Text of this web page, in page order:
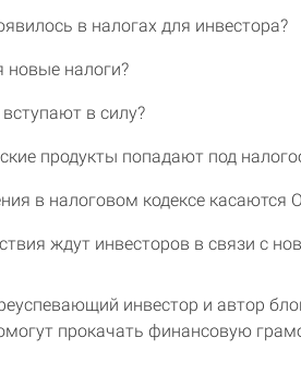
в налогах для инвестора?
новые налоги?
в силу?
продукты попадают под
в налоговом кодексе
ждут инвесторов в связи с
инвестор и автор
прокачать финансовую